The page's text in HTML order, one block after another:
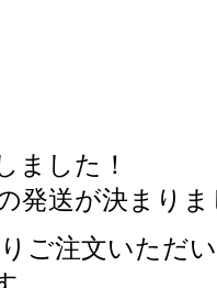
ました！
発送が決まり
ご注文いただ